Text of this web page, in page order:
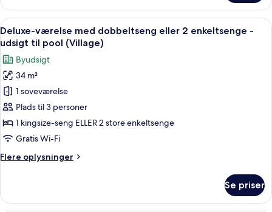
værelse
(Amina
Village)
Indlæs
alle
billeder
af
Deluxe-
værelse
med
dobbeltseng
eller
enkeltsenge
til
Et hotelværelse med en stor seng,
7
Deluxe-værelse med dobbeltseng eller 2 enkeltsenge -
udsigt til pool (Village)
Byudsigt
34 m²
1 soveværelse
Plads til 3 personer
1 kingsize-seng ELLER 2 store enkeltsenge
Gratis Wi-Fi
Flere oplysninger
Flere
værelse
Se priser